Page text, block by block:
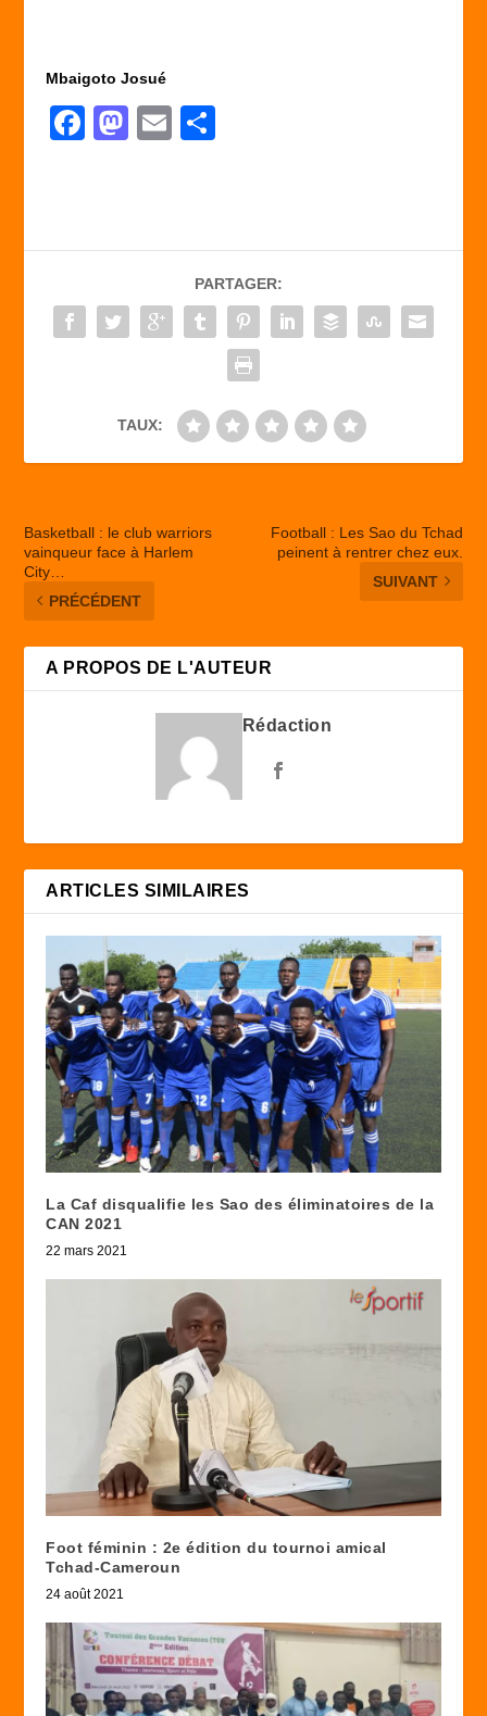
Mbaigoto Josué
F
b
o
o
M
d
o
n
E
er
PARTAGER:
TAUX:
Basketball : le club warriors
vainqueur face à Harlem
City…
PRÉCÉDENT
Football : Les Sao du Tchad
peinent à rentrer chez eux.
SUIVANT
A PROPOS DE L'AUTEUR
Rédaction
ARTICLES SIMILAIRES
La Caf disqualifie les Sao des éliminatoires de la
CAN 2021
22 mars 2021
Foot féminin : 2e édition du tournoi amical
Tchad-Cameroun
24 août 2021